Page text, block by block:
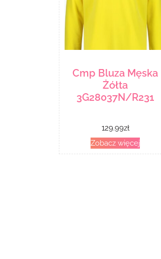
Cmp Bluza Męska
Żółta
3G28037N/R231
129.99zł
Zobacz więcej